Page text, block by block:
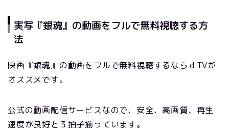
実写『銀魂』の動画をフルで無料視聴する方
法
映画『銀魂』の動画をフルで無料視聴するならｄTVが
オススメです。
公式の動画配信サービスなので、安全、高画質、再生
速度が良好と３拍子揃っています。